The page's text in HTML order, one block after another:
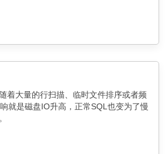
着大量的行扫描、临时文件排序或者频
就是磁盘IO升高，正常SQL也变为了慢